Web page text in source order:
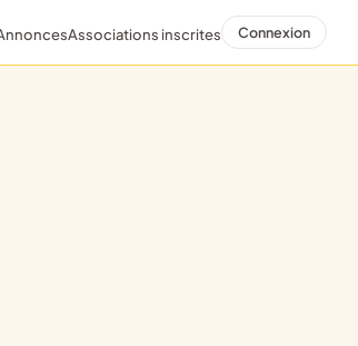
Associations inscrites Connexion